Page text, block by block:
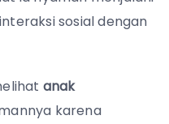
sosial dengan
anak
karena